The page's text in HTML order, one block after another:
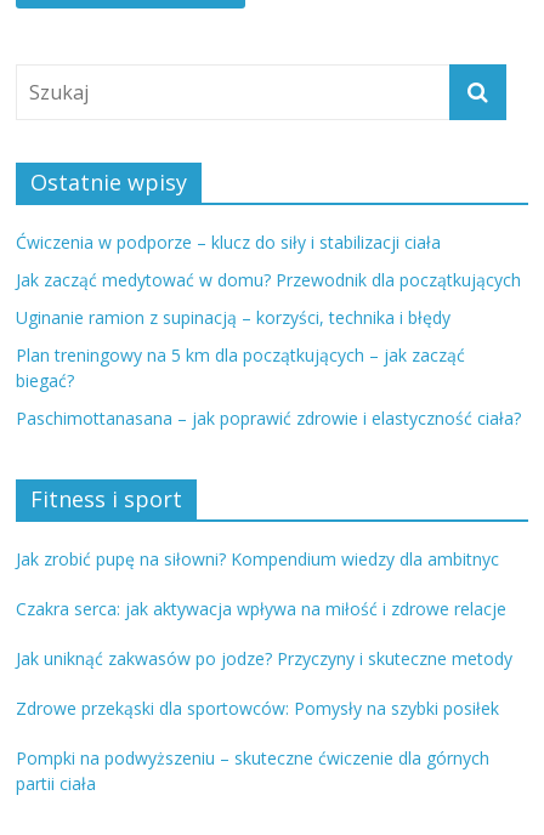
Ostatnie wpisy
Ćwiczenia w podporze – klucz do siły i stabilizacji ciała
Jak zacząć medytować w domu? Przewodnik dla początkujących
Uginanie ramion z supinacją – korzyści, technika i błędy
Plan treningowy na 5 km dla początkujących – jak zacząć
biegać?
Paschimottanasana – jak poprawić zdrowie i elastyczność ciała?
Fitness i sport
Jak zrobić pupę na siłowni? Kompendium wiedzy dla ambitnyc
Czakra serca: jak aktywacja wpływa na miłość i zdrowe relacje
Jak uniknąć zakwasów po jodze? Przyczyny i skuteczne metody
Zdrowe przekąski dla sportowców: Pomysły na szybki posiłek
Pompki na podwyższeniu – skuteczne ćwiczenie dla górnych
partii ciała